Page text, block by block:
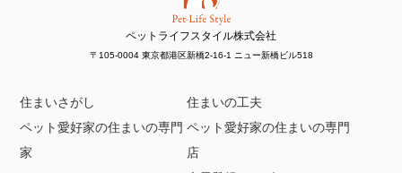
ペットライフスタイル株式会社
〒105-0004 東京都港区新橋2-16-1 ニュー新橋ビル518
住まいさがし
住まいの工夫
ペット愛好家の住まいの専門
家
ペット愛好家の住まいの専門
店